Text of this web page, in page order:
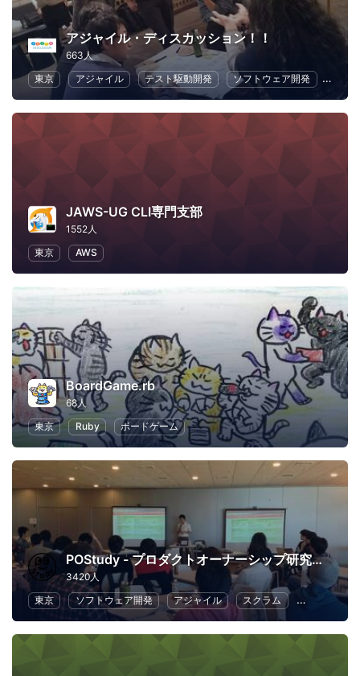
アジャイル・ディスカッション！！
663人
東京
アジャイル テスト駆動開発 ソフトウェア開発
JAWS-UG CLI専門支部
1552人
東京
AWS
BoardGame.rb
68人
東京
Ruby ボードゲーム
POStudy - プロダクトオーナーシップ研究会 -
3420人
東京
ソフトウェア開発 アジャイル スクラム ビジネス